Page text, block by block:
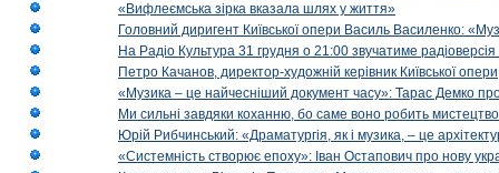
«Вифлеємська зірка вказала шлях у життя»
Головний диригент Київської опери Василь Василенко:
На Радіо Культура 31 грудня о 21:00 звучатиме
Петро Качанов, директор-художній керівник Київської опери
«Музика – це найчесніший документ часу»: Тарас Демко
Ми сильні завдяки коханню, бо саме воно робить
Юрій Рибчинський: «Драматургія, як і музика, – це
«Системність створює епоху»: Іван Остапович про нову